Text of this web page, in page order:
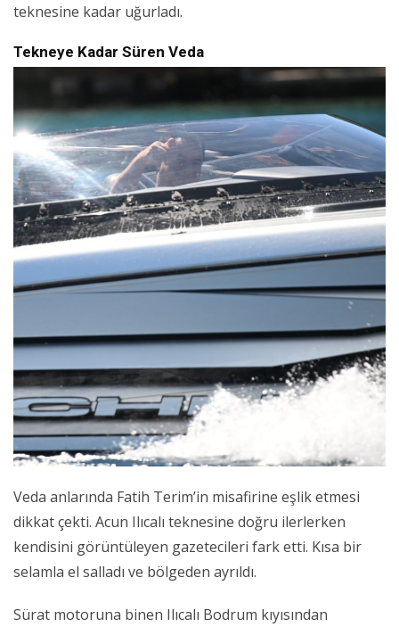
teknesine kadar uğurladı.
Tekneye Kadar Süren Veda
Veda anlarında Fatih Terim’in misafirine eşlik etmesi
dikkat çekti. Acun Ilıcalı teknesine doğru ilerlerken
kendisini görüntüleyen gazetecileri fark etti. Kısa bir
selamla el salladı ve bölgeden ayrıldı.
Sürat motoruna binen Ilıcalı Bodrum kıyısından